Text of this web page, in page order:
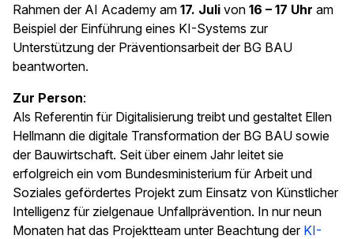
Rahmen der AI Academy am 17. Juli von 16 – 17 Uhr am
Beispiel der Einführung eines KI-Systems zur
Unterstützung der Präventionsarbeit der BG BAU
beantworten.
Zur Person:
Als Referentin für Digitalisierung treibt und gestaltet Ellen
Hellmann die digitale Transformation der BG BAU sowie
der Bauwirtschaft. Seit über einem Jahr leitet sie
erfolgreich ein vom Bundesministerium für Arbeit und
Soziales gefördertes Projekt zum Einsatz von Künstlicher
Intelligenz für zielgenaue Unfallprävention. In nur neun
Monaten hat das Projektteam unter Beachtung der KI-